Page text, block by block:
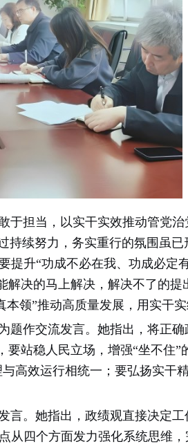
担当，以实干实效推动管党治
续努力，务实重行的氛围虽
升“功成不必在我、功成必定
决的马上解决，解决不了的
领”推动高质量发展，用实干实
作交流发言。她指出，将正确
站稳人民立场，增强“坐不住
高效运行相统一；要弘扬实干
。她指出，政绩观直接决定工
四个方面发力强化系统思维